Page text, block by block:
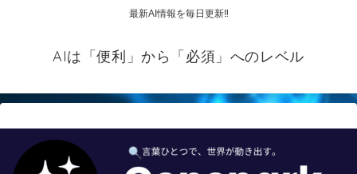
最新AI情報を毎日更新‼
AIは「便利」から「必須」へのレベル